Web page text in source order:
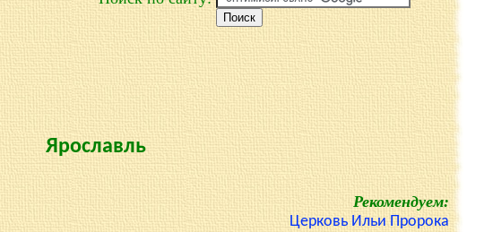
Ярославль
Рекомендуем:
Церковь Ильи Пророка